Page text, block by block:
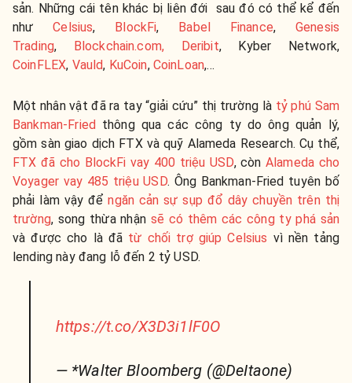
sản. Những cái tên khác bị liên đới sau đó có thể kể đến
nhưCelsius, BlockFi, Babel Finance, Genesis
Trading, Blockchain.com, Deribit, Kyber Network,
CoinFLEX, Vauld, KuCoin, CoinLoan,…
Một nhân vật đã ra tay “giải cứu” thị trường là tỷ phú Sam
Bankman-Fried thông qua các công ty do ông quản lý,
gồm sàn giao dịch FTX và quỹ Alameda Research. Cụ thể,
FTX đã cho BlockFi vay 400 triệu USD, cònAlameda cho
Voyager vay 485 triệu USD. Ông Bankman-Fried tuyên bố
phải làm vậy đểngăn cản sự sụp đổ dây chuyền trên thị
trường, song thừa nhận sẽ có thêm các công ty phá sản
và được cho là đã từ chối trợ giúp Celsius vì nền tảng
lending này đang lỗ đến 2 tỷ USD.
https://t.co/X3D3i1lF0O
— *Walter Bloomberg (@DeItaone)